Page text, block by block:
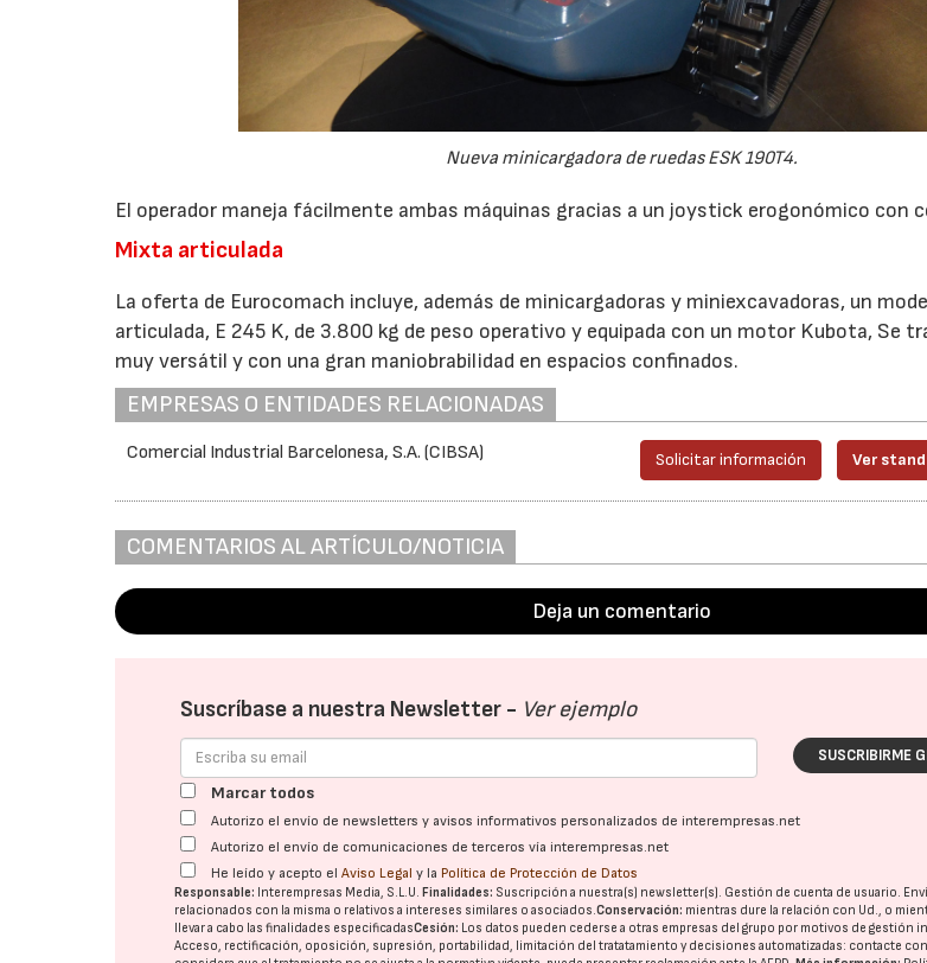
Nueva minicargadora de ruedas ESK 190T4.
El operador maneja fácilmente ambas máquinas gracias a un joystick erogonómico con
Mixta articulada
La oferta de Eurocomach incluye, además de minicargadoras y miniexcavadoras, un
articulada, E 245 K, de 3.800 kg de peso operativo y equipada con un motor Kubota, Se
muy versátil y con una gran maniobrabilidad en espacios confinados.
EMPRESAS O ENTIDADES RELACIONADAS
Comercial Industrial Barcelonesa, S.A. (CIBSA) Solicitar información Ver
COMENTARIOS AL ARTÍCULO/NOTICIA
Deja un comentario
Suscríbase a nuestra Newsletter - Ver ejemplo
SUSCRIBIRME
Marcar todos
Autorizo el envío de newsletters y avisos informativos personalizados de interempresas.net
Autorizo el envío de comunicaciones de terceros vía interempresas.net
He leído y acepto elAviso Legal y la Política de Protección de Datos
Responsable: Interempresas Media, S.L.U.Finalidades: Suscripción a nuestra(s) newsletter(s). Gestión de cuenta de usuario.
relacionados con la misma o relativos a intereses similares o asociados.Conservación: mientras dure la relación con Ud., o
llevar a cabo las finalidades especificadasCesión: Los datos pueden cederse a otras empresas del grupo por motivos de gestión
Acceso, rectificación, oposición, supresión, portabilidad, limitación del tratatamiento y decisiones automatizadas: contacte